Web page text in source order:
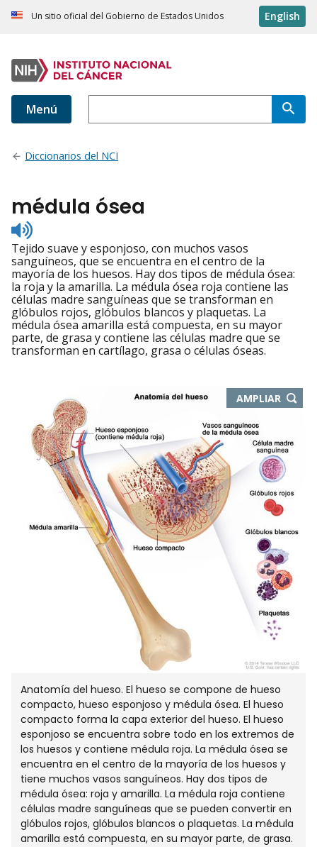
Un sitio oficial del Gobierno de Estados Unidos English
Menú
Diccionarios del NCI
médula ósea
Listen
to
pronunciation
Tejido suave y esponjoso, con muchos vasos
sanguíneos, que se encuentra en el centro de la
mayoría de los huesos. Hay dos tipos de médula ósea:
la roja y la amarilla. La médula ósea roja contiene las
células madre sanguíneas que se transforman en
glóbulos rojos, glóbulos blancos y plaquetas. La
médula ósea amarilla está compuesta, en su mayor
parte, de grasa y contiene las células madre que se
transforman en cartílago, grasa o células óseas.
AMPLIAR-
ABRE
NUEVA
Anatomía del hueso. El hueso se compone de hueso
compacto, hueso esponjoso y médula ósea. El hueso
compacto forma la capa exterior del hueso. El hueso
esponjoso se encuentra sobre todo en los extremos de
los huesos y contiene médula roja. La médula ósea se
encuentra en el centro de la mayoría de los huesos y
tiene muchos vasos sanguíneos. Hay dos tipos de
médula ósea: roja y amarilla. La médula roja contiene
células madre sanguíneas que se pueden convertir en
glóbulos rojos, glóbulos blancos o plaquetas. La médula
amarilla está compuesta, en su mayor parte, de grasa.